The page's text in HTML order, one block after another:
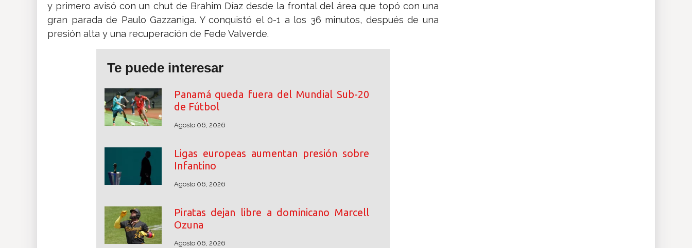
y primero avisó con un chut de Brahim Díaz desde la frontal del área que topó con una
gran parada de Paulo Gazzaniga. Y conquistó el 0-1 a los 36 minutos, después de una
presión alta y una recuperación de Fede Valverde.
Te puede interesar
Panamá queda fuera del Mundial Sub-20
de Fútbol
Agosto 06, 2026
Ligas europeas aumentan presión sobre
Infantino
Agosto 06, 2026
Piratas dejan libre a dominicano Marcell
Ozuna
Agosto 06, 2026